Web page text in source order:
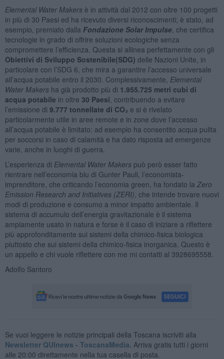
Elemental Water Makersè in attività dal 2012 con oltre 100 progetti
in più di 30 Paesi ed ha ricevuto diversi riconoscimenti; è stato, ad
esempio, premiato dalla Fondazione Solar Impulse, che certifica
tecnologie in grado di offrire soluzioni ecologiche senza
compromettere l’efficienza. Questa si allinea perfettamente con gli
Obiettivi di Sviluppo Sostenibile(SDG) delle Nazioni Unite, in
particolare con l’SDG 6, che mira a garantire l’accesso universale
all’acqua potabile entro il 2030. Complessivamente, Elemental
Water Makersha già prodotto più di 1.955.725 metri cubi di
acqua potabile in oltre 30 Paesi , contribuendo a evitare
l’emissione di 9.777 tonnellate di CO₂ e si è rivelato
particolarmente utile in aree remote e in zone dove l’accesso
all’acqua potabile è limitato: ad esempio ha consentito acqua pulita
per soccorsi in caso di calamità e ha dato risposta ad emergenze
varie, anche in luoghi di guerra.
L’esperienza di Elemental Water Makerspuò però esser fatto
rientrare nell’economia blu di Gunter Pauli, l’economista-
imprenditore, che criticando l’economia green, ha fondato la Zero
Emission Research and Initiatives (ZERI) , che intende trovare nuovi
modi di produzione e consumo a minor impatto ambientale. Il
sistema di accumulo dell’energia gravitazionale è il sistema
ampiamente usato in natura e forse è il caso di iniziare a riflettere
più approfonditamente sui sistemi della chimico-fisica biologica
piuttosto che sui sistemi della chimico-fisica inorganica. Questo è
un appello e chi vuole riflettere con me mi contatti al 3928695558.
Adolfo Santoro
Se vuoi leggere le notizie principali della Toscana iscriviti alla
Newsletter QUInews - ToscanaMedia. Arriva gratis tutti i giorni
alle 20:00 direttamente nella tua casella di posta.